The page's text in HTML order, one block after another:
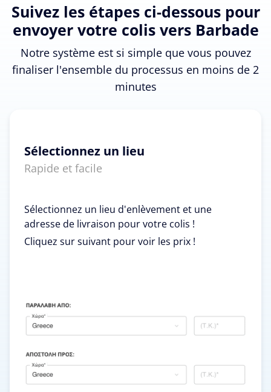
Suivez les étapes ci-dessous pour
envoyer votre colis vers Barbade
Notre système est si simple que vous pouvez
finaliser l'ensemble du processus en moins de 2
minutes
Sélectionnez un lieu
Rapide et facile
Sélectionnez un lieu d'enlèvement et une
adresse de livraison pour votre colis !
Cliquez sur suivant pour voir les prix !